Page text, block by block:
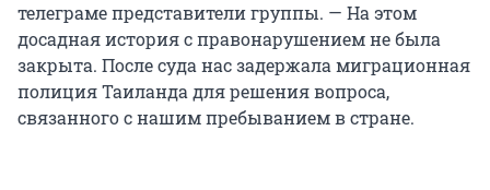
телеграме представители группы. — На этом
досадная история с правонарушением не была
закрыта. После суда нас задержала миграционная
полиция Таиланда для решения вопроса,
связанного с нашим пребыванием в стране.